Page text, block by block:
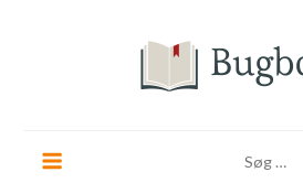
efter: